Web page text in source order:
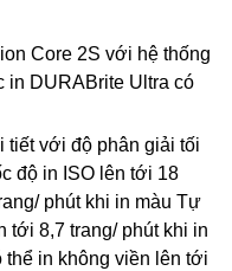
Core 2S với hệ thống
in DURABrite Ultra có
tiết với độ phân giải tối
độ in ISO lên tới 18
phút khi in màu Tự
tới 8,7 trang/ phút khi in
thể in không viền lên tới